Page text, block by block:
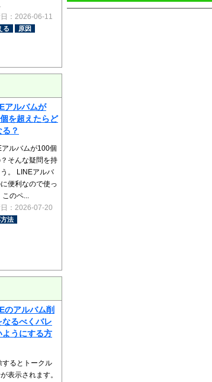
：2026-06-11
る 原因
アルバムが
を超えたらど
る？
アルバムが100個
そんな疑問を持
。 LINEアルバ
便利なので使っ
このペ...
：2026-07-20
法
のアルバム削
なるべくバレ
ようにする方
するとトークル
表示されます。